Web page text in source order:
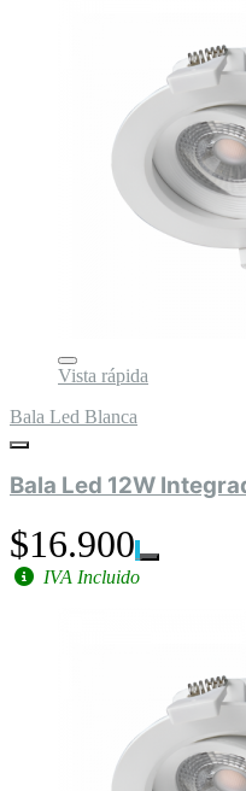
Vista rápida
Bala Led Blanca
Bala Led 12W
$16.900
IVA Incluido